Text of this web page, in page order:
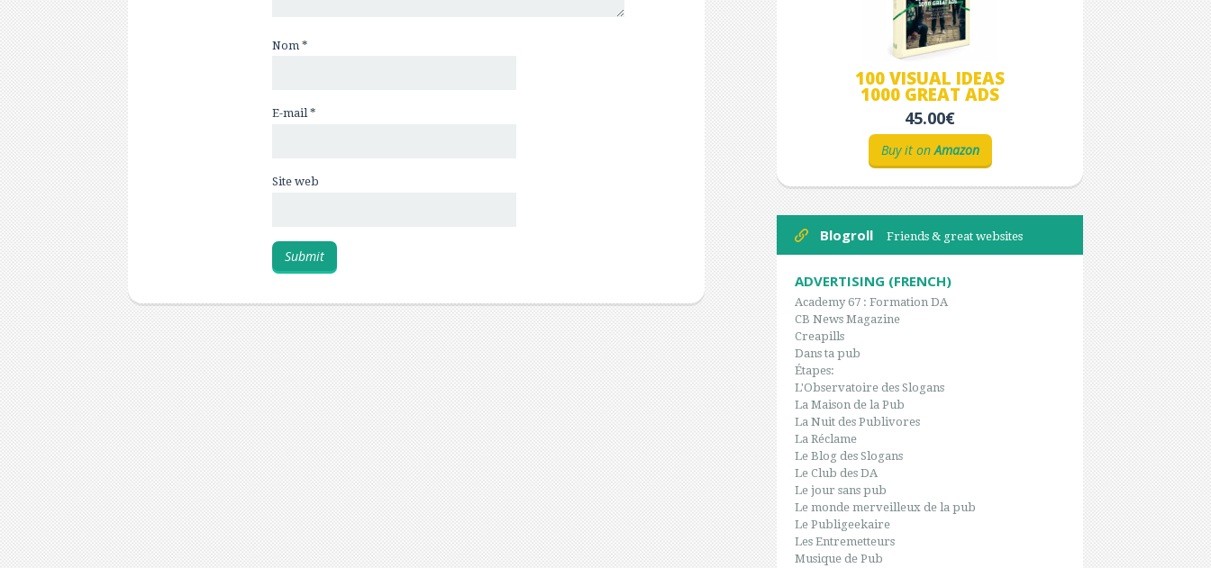
Nom *
E-mail*
Site web
100 VISUAL IDEAS
1000 GREAT ADS
45.00€
Buy it onAmazon
Blogroll Friends & great websites
ADVERTISING (FRENCH)
Academy 67 : Formation DA
CB News Magazine
Creapills
Dans ta pub
Étapes:
L'Observatoire des Slogans
La Maison de la Pub
La Nuit des Publivores
La Réclame
Le Blog des Slogans
Le Club des DA
Le jour sans pub
Le monde merveilleux de la pub
Le Publigeekaire
Les Entremetteurs
Musique de Pub